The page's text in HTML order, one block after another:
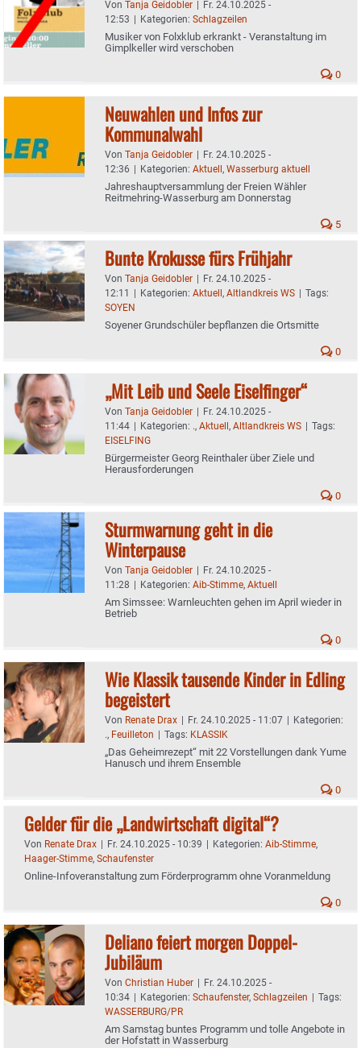
Von Tanja Geidobler | Fr. 24.10.2025 -
12:53 | Kategorien: Schlagzeilen
Musiker von Folxklub erkrankt - Veranstaltung im
Gimplkeller wird verschoben
0
Neuwahlen und Infos zur
Kommunalwahl
Von Tanja Geidobler | Fr. 24.10.2025 -
12:36 | Kategorien: Aktuell, Wasserburg aktuell
Jahreshauptversammlung der Freien Wähler
Reitmehring-Wasserburg am Donnerstag
5
Bunte Krokusse fürs Frühjahr
Von Tanja Geidobler | Fr. 24.10.2025 -
12:11 | Kategorien: Aktuell, Altlandkreis WS | Tags:
SOYEN
Soyener Grundschüler bepflanzen die Ortsmitte
0
„Mit Leib und Seele Eiselfinger“
Von Tanja Geidobler | Fr. 24.10.2025 -
11:44 | Kategorien: ., Aktuell, Altlandkreis WS | Tags:
EISELFING
Bürgermeister Georg Reinthaler über Ziele und
Herausforderungen
0
Sturmwarnung geht in die
Winterpause
Von Tanja Geidobler | Fr. 24.10.2025 -
11:28 | Kategorien: Aib-Stimme, Aktuell
Am Simssee: Warnleuchten gehen im April wieder in
Betrieb
0
Wie Klassik tausende Kinder in Edling
begeistert
Von Renate Drax | Fr. 24.10.2025 - 11:07 | Kategorien:
., Feuilleton | Tags: KLASSIK
„Das Geheimrezept“ mit 22 Vorstellungen dank Yume
Hanusch und ihrem Ensemble
0
Gelder für die „Landwirtschaft digital“?
Von Renate Drax | Fr. 24.10.2025 - 10:39 | Kategorien: Aib-Stimme,
Haager-Stimme, Schaufenster
Online-Infoveranstaltung zum Förderprogramm ohne Voranmeldung
0
Deliano feiert morgen Doppel-
Jubiläum
Von Christian Huber | Fr. 24.10.2025 -
10:34 | Kategorien: Schaufenster, Schlagzeilen | Tags:
WASSERBURG/PR
Am Samstag buntes Programm und tolle Angebote in
der Hofstatt in Wasserburg